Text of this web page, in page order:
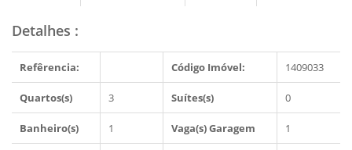
Detalhes :
Refêrencia: Código Imóvel: 1409033
Quartos(s) 3 Suítes(s) 0
Banheiro(s) 1 Vaga(s) Garagem 1